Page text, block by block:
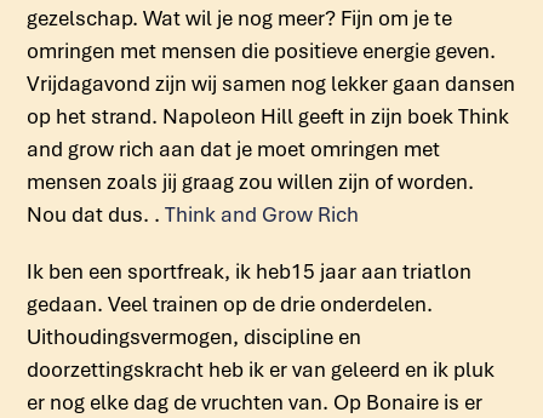
gezelschap. Wat wil je nog meer? Fijn om je te
omringen met mensen die positieve energie geven.
Vrijdagavond zijn wij samen nog lekker gaan dansen
op het strand. Napoleon Hill geeft in zijn boek Think
and grow rich aan dat je moet omringen met
mensen zoals jij graag zou willen zijn of worden.
Nou dat dus. .Think and Grow Rich
Ik ben een sportfreak, ik heb15 jaar aan triatlon
gedaan. Veel trainen op de drie onderdelen.
Uithoudingsvermogen, discipline en
doorzettingskracht heb ik er van geleerd en ik pluk
er nog elke dag de vruchten van. Op Bonaire is er